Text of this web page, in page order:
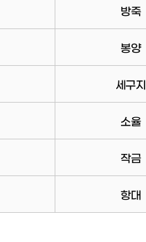
방죽
봉양
세구지
소율
작금
항대